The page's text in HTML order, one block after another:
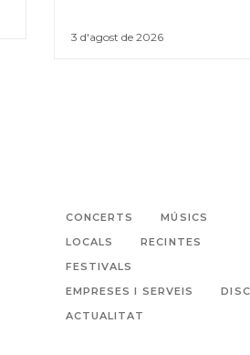
3 d'agost de 2026
CONCERTS
MÚSICS
LOCALS
RECINTES
FESTIVALS
EMPRESES I SERVEIS
ACTUALITAT